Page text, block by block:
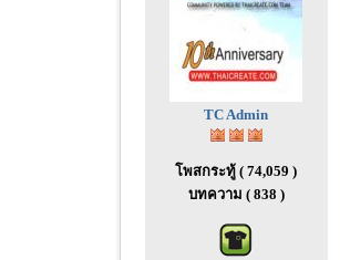
TC Admin
โพสกระทู้ ( 74,059 )
บทความ ( 838 )